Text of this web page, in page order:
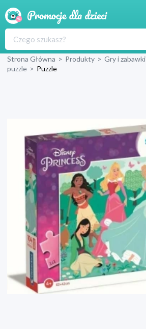
Produkty
Wyprawka
Strona Główna > Produkty > Gry i zabawki
puzzle > Puzzle